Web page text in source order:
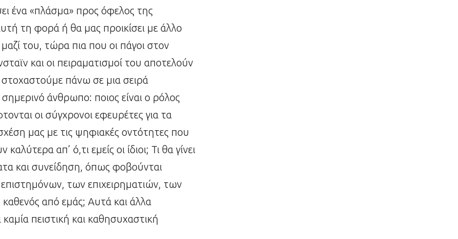
ένα «πλάσμα» προς όφελος της
τη φορά ή θα μας προικίσει με άλλο
του, τώρα πια που οι πάγοι στον
και οι πειραματισμοί του αποτελούν
πάνω σε μια σειρά
άνθρωπο: ποιος είναι ο ρόλος
οι σύγχρονοι εφευρέτες για τα
μας με τις ψηφιακές οντότητες που
απ’ ό,τι εμείς οι ίδιοι; Τι θα γίνει
και συνείδηση, όπως φοβούνται
επιστημόνων, των επιχειρηματιών, των
από εμάς; Αυτά και άλλα
πειστική και καθησυχαστική